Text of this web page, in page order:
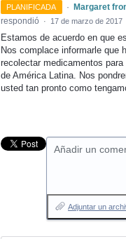
PLANIFICADA ·
Margaret
respondió
· 17 de marzo de 2017
Estamos de acuerdo en que
Nos complace informarle que
recolectar medicamentos
de América Latina. Nos
usted tan pronto como
Añadir un
Adjuntar un